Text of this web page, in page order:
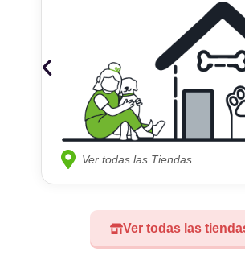
Ver todas las
Ver todas las Tiendas